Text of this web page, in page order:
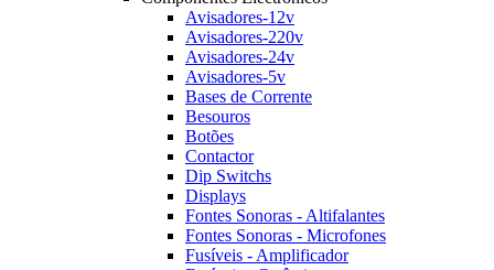
Avisadores-12v
Avisadores-220v
Avisadores-24v
Avisadores-5v
Bases de Corrente
Besouros
Botões
Contactor
Dip Switchs
Displays
Fontes Sonoras - Altifalantes
Fontes Sonoras - Microfones
Fusíveis - Amplificador